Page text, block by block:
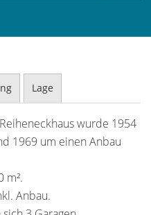
Lage
wurde 1954
1969 um einen Anbau
m².
Anbau.